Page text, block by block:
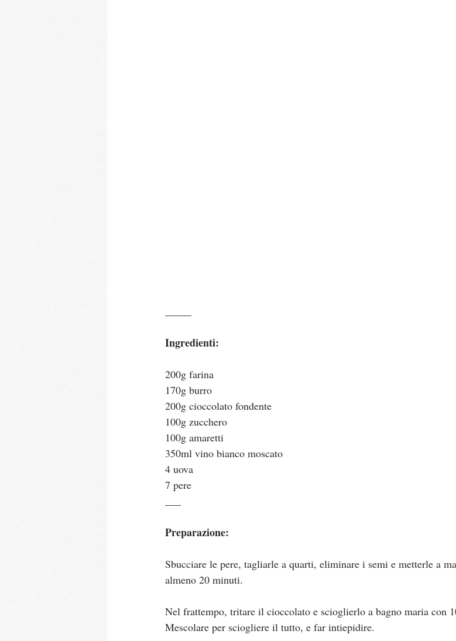
Ingredienti:
200g farina
170g burro
200g cioccolato fondente
100g zucchero
100g amaretti
350ml vino bianco moscato
4 uova
7 pere
Preparazione:
Sbucciare le pere, tagliarle a quarti, eliminare i semi e metterle a
almeno 20 minuti.
Nel frattempo, tritare il cioccolato e scioglierlo a bagno maria con
Mescolare per sciogliere il tutto, e far intiepidire.